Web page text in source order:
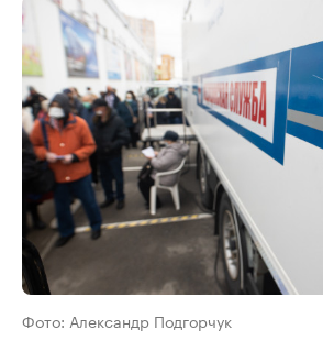
Фото: Александр Подгорчук